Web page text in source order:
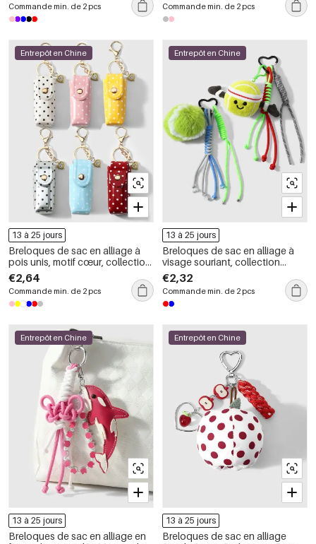
Commande min. de 2 pcs Commande min. de 2 pcs
Entrepôt en Chine
13 à 25 jours
Breloques de sac en alliage à
pois unis, motif cœur, collection
Simple Series Daily
€2,64
Commande min. de 2 pcs
Entrepôt en Chine
13 à 25 jours
Breloques de sac en alliage à
visage souriant, collection
Simple Series Daily Patchwork
€2,32
Commande min. de 2 pcs
Entrepôt en Chine
13 à 25 jours
Breloques de sac en alliage en
Entrepôt en Chine
13 à 25 jours
Breloques de sac en alliage